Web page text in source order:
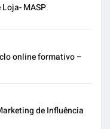
MASP
online formativo –
de Influência